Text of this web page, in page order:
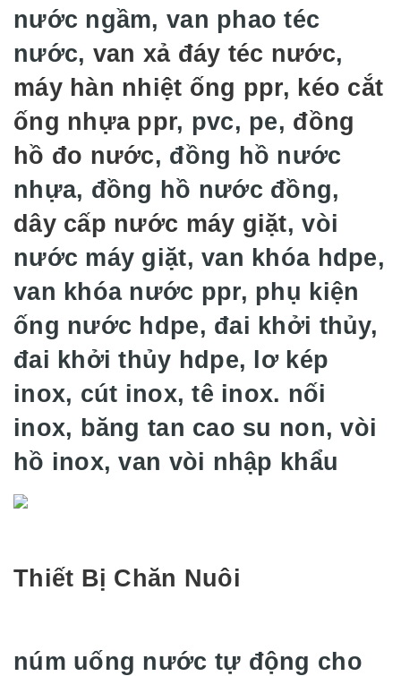
nước ngầm, van phao téc
nước, van xả đáy téc nước,
máy hàn nhiệt ống ppr, kéo cắt
ống nhựa ppr, pvc, pe, đồng
hồ đo nước, đồng hồ nước
nhựa, đồng hồ nước đồng,
dây cấp nước máy giặt, vòi
nước máy giặt, van khóa hdpe,
van khóa nước ppr, phụ kiện
ống nước hdpe, đai khởi thủy,
đai khởi thủy hdpe, lơ kép
inox, cút inox, tê inox. nối
inox, băng tan cao su non, vòi
hồ inox, van vòi nhập khẩu
Thiết Bị Chăn Nuôi
núm uống nước tự động cho